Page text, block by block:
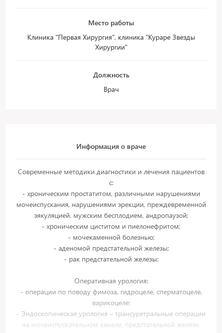
Место работы
Клиника "Первая Хирургия", клиника "Кураре Звезды
Хирургии"
Должность
Врач
Информация о враче
Современные методики диагностики и лечения пациентов
с:
- хроническим простатитом, различными нарушениями
мочеиспускания, нарушениями эрекции, преждевременной
эякуляцией, мужским бесплодием, андропаузой;
- хроническим циститом и пиелонефритом;
- мочекаменной болезнью;
- аденомой предстательной железы;
- рак предстательной железы:
Оперативная урология:
- операции по поводу фимоза, гидроцеле, сперматоцеле,
варикоцеле;
- Эндоскопическая урология – трансуретральные операции
на мочеиспускательном канале, предстательной железе,